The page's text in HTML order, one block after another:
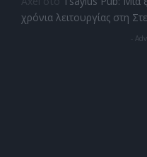
χρόνια λειτουργίας στη
-